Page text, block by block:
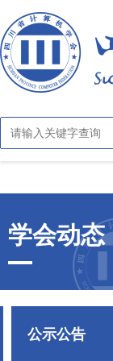
首页
关于学会
学会概况
章法条则
学会动态
学会动态
公示公告